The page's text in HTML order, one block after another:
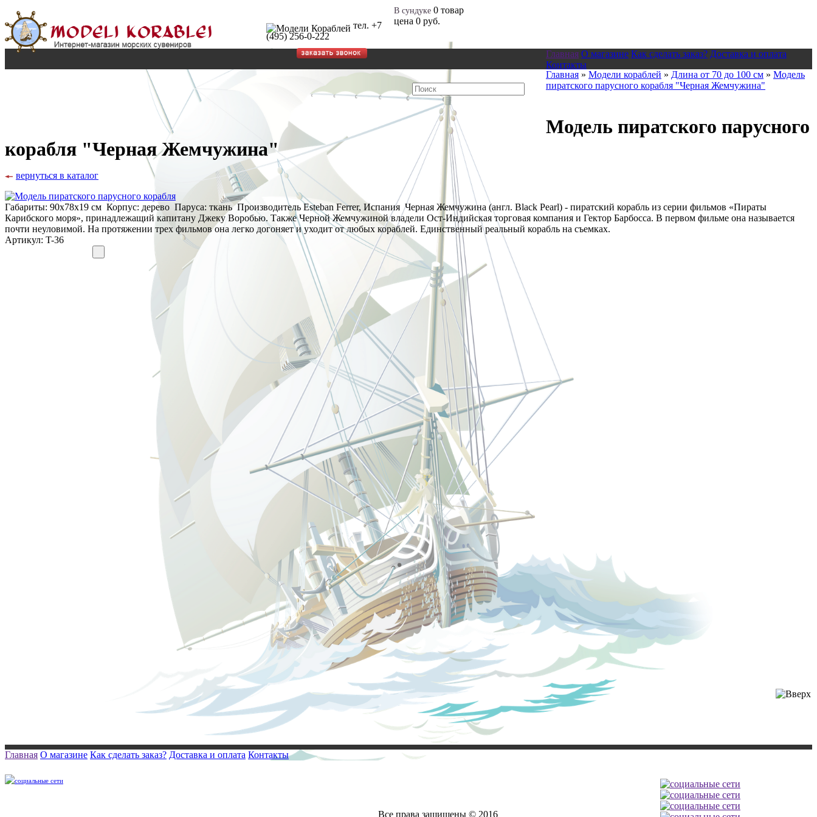
тел. +7
(495) 256-0-222
В сундуке 0 товар
цена 0 руб.
Главная О магазине Как сделать заказ? Доставка и оплата
Контакты
Главная » Модели кораблей » Длина от 70 до 100 см » Модель
пиратского парусного корабля "Черная Жемчужина"
Модель пиратского парусного
корабля "Черная Жемчужина"
вернуться в каталог
Габариты: 90х78х19 см Корпус: дерево Паруса: ткань Производитель Esteban Ferrer, Испания Черная Жемчужина (англ. Black Pearl) - пиратский корабль из серии фильмов «Пираты
Карибского моря», принадлежащий капитану Джеку Воробью. Также Черной Жемчужиной владели Ост-Индийская торговая компания и Гектор Барбосса. В первом фильме она называется
почти неуловимой. На протяжении трех фильмов она легко догоняет и уходит от любых кораблей. Единственный реальный корабль на съемках.
Артикул: T-36
Главная О магазине Как сделать заказ? Доставка и оплата Контакты
Все права защищены © 2016